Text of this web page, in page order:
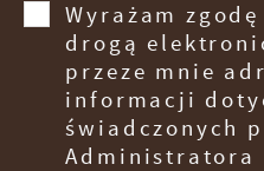
Wyrażam
drogą
przeze mnie
informacji
świadczonych
Administratora